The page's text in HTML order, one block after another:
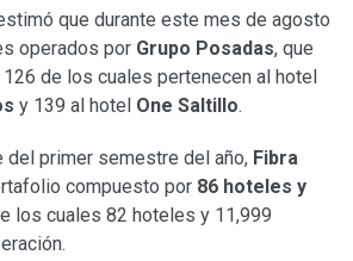
que durante este mes de agosto
operados por Grupo Posadas, que
de los cuales pertenecen al hotel
y 139 al hotel One Saltillo.
del primer semestre del año, Fibra
compuesto por 86 hoteles y
los cuales 82 hoteles y 11,999